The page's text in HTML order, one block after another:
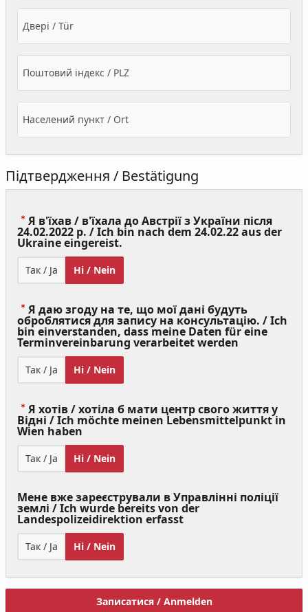
Двері / Tür
Поштовий індекс / PLZ
Населений пункт / Ort
Підтвердження / Bestätigung
Я в'їхав / в'їхала до Австрії з України після
24.02.2022 р. / Ich bin nach dem 24.02.22 aus der
Ukraine eingereist.
Required)
Так / Ja Ні / Nein
Я даю згоду на те, що мої дані будуть
оброблятися для запису на консультацію. / Ich
bin einverstanden, dass meine Daten für eine
Terminvereinbarung verarbeitet werden
Так / Ja Ні / Nein
Я хотів / хотіла б мати центр свого життя у
Відні / Ich möchte meinen Lebensmittelpunkt in
Wien haben
Required)
Так / Ja Ні / Nein
Мене вже зареєстрували в Управлінні поліції
землі / Ich wurde bereits von der
Landespolizeidirektion erfasst
Так / Ja Ні / Nein
Записатися / Anmelden